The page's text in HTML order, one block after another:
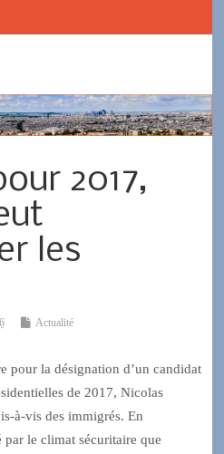
2017,
les
Actualité
pour la désignation d’un candidat
de 2017, Nicolas
à-vis des immigrés. En
le climat sécuritaire que